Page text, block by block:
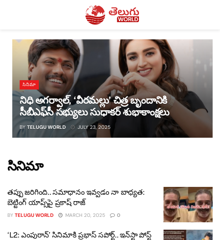
సినిమా
నిధి అగర్వాల్, ‘వీరమల్లు’ చిత్ర బృందానికి
సీబీఎఫ్‌సీ సభ్యులు సుధాకర్ శుభాకాంక్షలు
BY TELUGU WORLD JULY 23, 2025
సినిమా
తప్పు జరిగింది.. సమాధానం ఇవ్వడం నా బాధ్యత:
బెట్టింగ్ యాప్స్‌పై ప్రకాష్ రాజ్
BY TELUGU WORLD MARCH 20, 2025 0
‘L2: ఎంపురాన్’ సినిమాకి ప్రభాస్ సపోర్ట్.. ఇన్‌స్టా పోస్ట్